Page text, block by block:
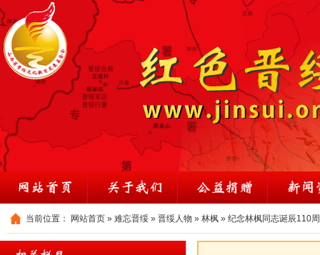
当前位置： 网站首页 » 难忘晋绥 » 晋绥人物 » 林枫 » 纪念林枫同志诞辰110